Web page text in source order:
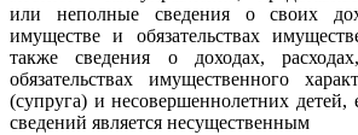
или неполные сведения о своих
имуществе и обязательствах
также сведения о доходах,
обязательствах имущественного
(супруга) и несовершеннолетних детей,
сведений является несущественным